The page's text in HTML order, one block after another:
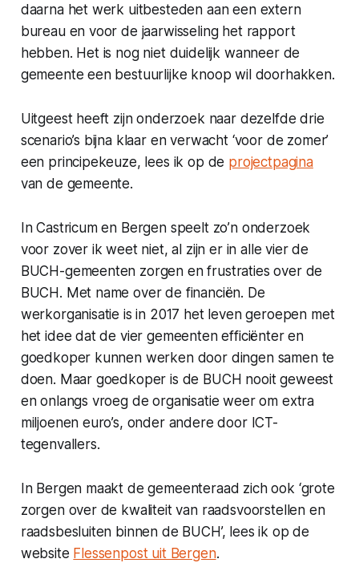
daarna het werk uitbesteden aan een extern
bureau en voor de jaarwisseling het rapport
hebben. Het is nog niet duidelijk wanneer de
gemeente een bestuurlijke knoop wil doorhakken.
Uitgeest heeft zijn onderzoek naar dezelfde drie
scenario’s bijna klaar en verwacht ‘voor de zomer’
een principekeuze, lees ik op de projectpagina
van de gemeente.
In Castricum en Bergen speelt zo’n onderzoek
voor zover ik weet niet, al zijn er in alle vier de
BUCH-gemeenten zorgen en frustraties over de
BUCH. Met name over de financiën. De
werkorganisatie is in 2017 het leven geroepen met
het idee dat de vier gemeenten efficiënter en
goedkoper kunnen werken door dingen samen te
doen. Maar goedkoper is de BUCH nooit geweest
en onlangs vroeg de organisatie weer om extra
miljoenen euro’s, onder andere door ICT-
tegenvallers.
In Bergen maakt de gemeenteraad zich ook ‘grote
zorgen over de kwaliteit van raadsvoorstellen en
raadsbesluiten binnen de BUCH’, lees ik op de
website Flessenpost uit Bergen.